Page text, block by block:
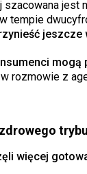
jest
tempie
jeszcze
mogą
rozmowie z
więcej